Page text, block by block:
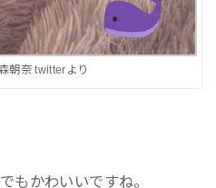
朝奈 twitterより
もかわいいですね。